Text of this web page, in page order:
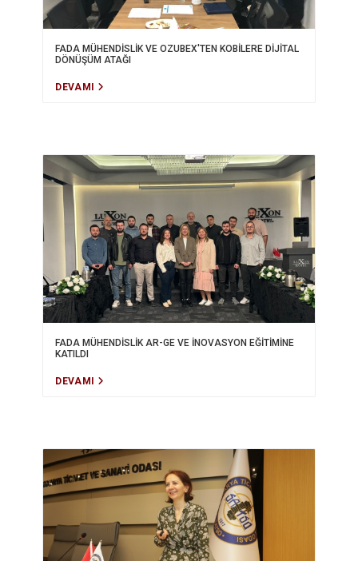
FADA MÜHENDİSLİK VE OZUBEX'TEN KOBİLERE DİJİTAL
DÖNÜŞÜM ATAĞI
DEVAMI
FADA MÜHENDİSLİK AR-GE VE İNOVASYON EĞİTİMİNE
KATILDI
DEVAMI